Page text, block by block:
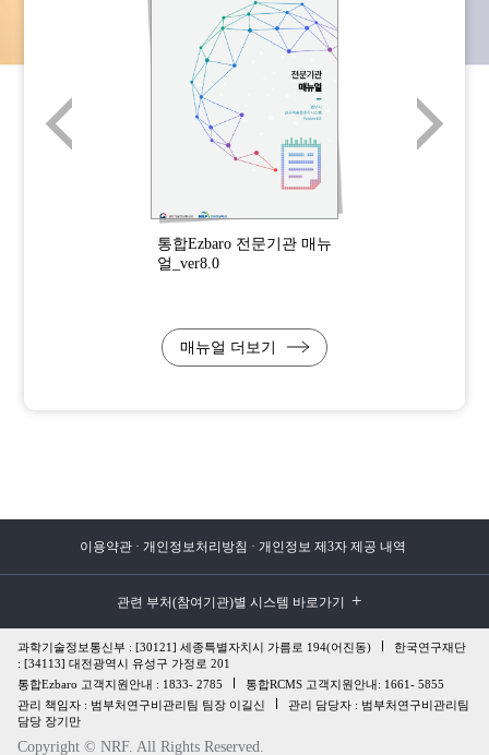
통합Ezbaro 전문기관 매뉴
얼_ver8.0
매뉴얼 더보기
이용약관 개인정보처리방침 개인정보 제3자 제공 내역
관련 부처(참여기관)별 시스템 바로가기
과학기술정보통신부 : [30121] 세종특별자치시 가름로 194(어진동)
한국연구재단
: [34113] 대전광역시 유성구 가정로 201
통합Ezbaro 고객지원안내 : 1833- 2785
통합RCMS 고객지원안내: 1661- 5855
관리 책임자 : 범부처연구비관리팀 팀장 이길신
관리 담당자 : 범부처연구비관리팀
담당 장기만
Copyright © NRF. All Rights Reserved.